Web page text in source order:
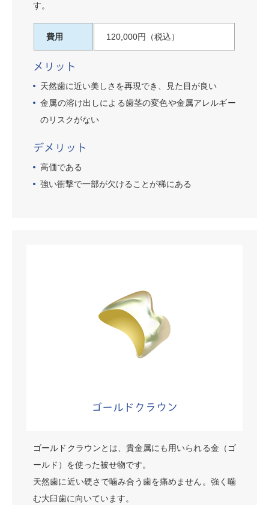
す。
費用 120,000円（税込）
メリット
天然歯に近い美しさを再現でき、見た目が良い
金属の溶け出しによる歯茎の変色や金属アレルギー
のリスクがない
デメリット
高価である
強い衝撃で一部が欠けることが稀にある
ゴールドクラウン
ゴールドクラウンとは、貴金属にも用いられる金（ゴ
ールド）を使った被せ物です。
天然歯に近い硬さで噛み合う歯を痛めません。強く噛
む大臼歯に向いています。